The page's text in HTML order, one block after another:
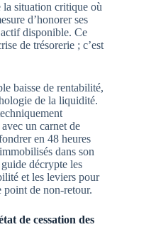
situation critique où
d’honorer ses
disponible. Ce
de trésorerie ; c’est
baisse de rentabilité,
de la liquidité.
un carnet de
en 48 heures
dans son
décrypte les
et les leviers pour
point de non-retour.
de cessation des